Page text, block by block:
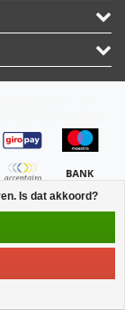
Is dat akkoord?